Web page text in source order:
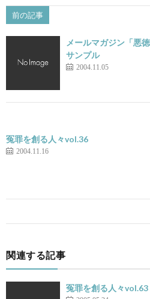
前の記事
メールマガジン「悪
サンプル
2004.11.05
冤罪を創る人々vol.36
2004.11.16
関連する記事
冤罪を創る人々vol.63